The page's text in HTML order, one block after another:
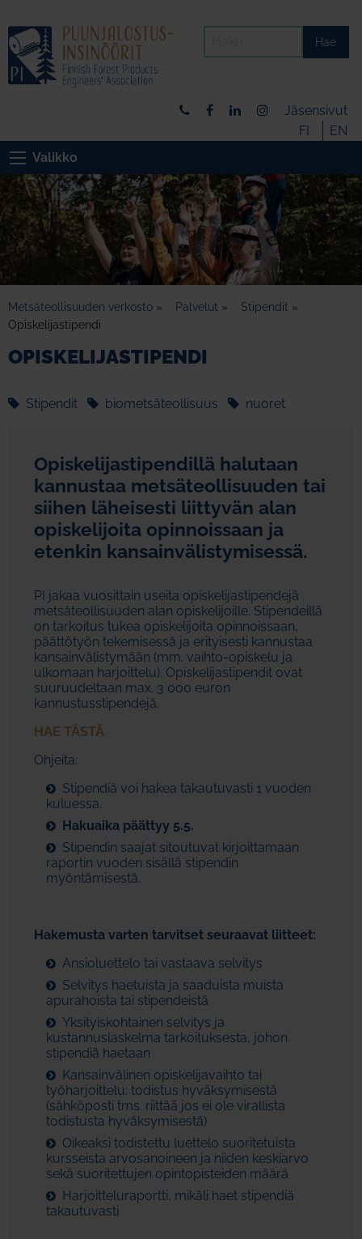
Hae
Jäsensivut
FI
EN
Valikko
Metsäteollisuuden verkosto » Palvelut » Stipendit »
Opiskelijastipendi
OPISKELIJASTIPENDI
Stipendit biometsäteollisuus nuoret
Opiskelijastipendillä halutaan
kannustaa metsäteollisuuden tai
siihen läheisesti liittyvän alan
opiskelijoita opinnoissaan ja
etenkin kansainvälistymisessä.
PI jakaa vuosittain useita opiskelijastipendejä
metsäteollisuuden alan opiskelijoille. Stipendeillä
on tarkoitus tukea opiskelijoita opinnoissaan,
päättötyön tekemisessä ja erityisesti kannustaa
kansainvälistymään (mm. vaihto-opiskelu ja
ulkomaan harjoittelu). Opiskelijastipendit ovat
suuruudeltaan max. 3 000 euron
kannustusstipendejä.
HAE TÄSTÄ
Ohjeita:
Stipendiä voi hakea takautuvasti 1 vuoden
kuluessa.
Hakuaika päättyy 5.5.
Stipendin saajat sitoutuvat kirjoittamaan
raportin vuoden sisällä stipendin
myöntämisestä.
Hakemusta varten tarvitset seuraavat liitteet:
Ansioluettelo tai vastaava selvitys
Selvitys haetuista ja saaduista muista
apurahoista tai stipendeistä
Yksityiskohtainen selvitys ja
kustannuslaskelma tarkoituksesta, johon
stipendiä haetaan
Kansainvälinen opiskelijavaihto tai
työharjoittelu: todistus hyväksymisestä
(sähköposti tms. riittää jos ei ole virallista
todistusta hyväksymisestä)
Oikeaksi todistettu luettelo suoritetuista
kursseista arvosanoineen ja niiden keskiarvo
sekä suoritettujen opintopisteiden määrä
Harjoitteluraportti, mikäli haet stipendiä
takautuvasti